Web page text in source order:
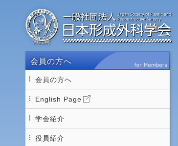
会員の方へ
会員の方へ
English Page
学会紹介
役員紹介